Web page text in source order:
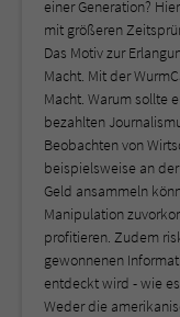
einer Generation?
mit größeren
Das Motiv zur
Macht. Mit der
Macht. Warum sollte
bezahlten
Beobachten von
beispielsweise an
Geld ansammeln
Manipulation
profitieren. Zudem
gewonnenen
entdeckt wird - wie
Weder die